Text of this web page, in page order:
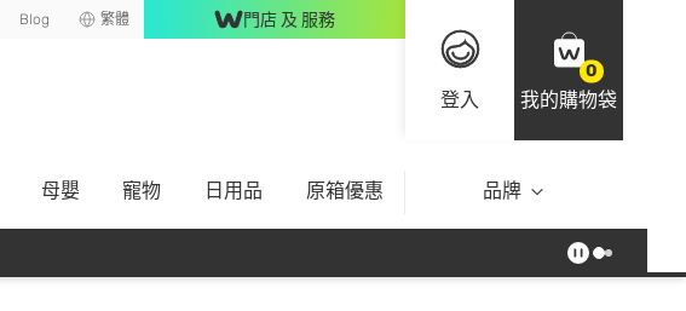
Blog 繁體 門店 及 服務
登入
0
我的購物袋
母嬰 寵物 日用品 原箱優惠 品牌